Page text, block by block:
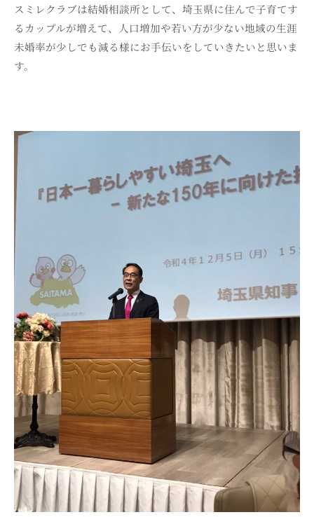
スミレクラブは結婚相談所として、埼玉県に住んで子育てす
るカップルが増えて、人口増加や若い方が少ない地域の生涯
未婚率が少しでも減る様にお手伝いをしていきたいと思いま
す。